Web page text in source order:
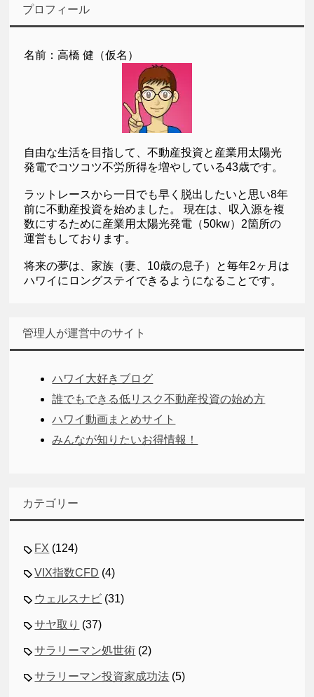
プロフィール
名前：高橋 健（仮名）
自由な生活を目指して、不動産投資と産業用太陽光
発電でコツコツ不労所得を増やしている43歳です。
ラットレースから一日でも早く脱出したいと思い8年
前に不動産投資を始めました。 現在は、収入源を複
数にするために産業用太陽光発電（50kw）2箇所の
運営もしております。
将来の夢は、家族（妻、10歳の息子）と毎年2ヶ月は
ハワイにロングステイできるようになることです。
管理人が運営中のサイト
ハワイ大好きブログ
誰でもできる低リスク不動産投資の始め方
ハワイ動画まとめサイト
みんなが知りたいお得情報！
カテゴリー
FX (124)
VIX指数CFD (4)
ウェルスナビ (31)
サヤ取り (37)
サラリーマン処世術 (2)
サラリーマン投資家成功法 (5)